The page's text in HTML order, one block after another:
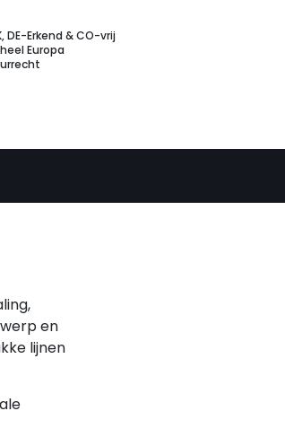
DE-Erkend & CO-vrij
Europa
en
lijnen